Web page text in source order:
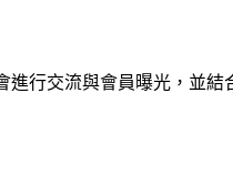
行交流與會員曝光，並結